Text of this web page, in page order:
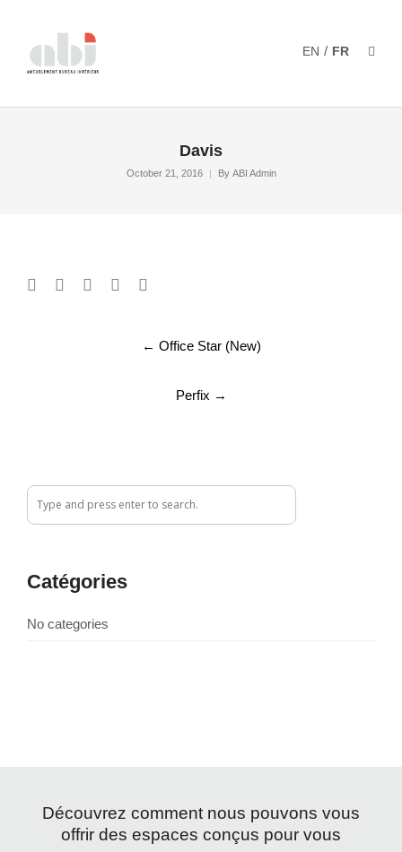
EN / FR
Davis
October 21, 2016 By ABI Admin
← Office Star (New)
Perfix →
Catégories
No categories
Découvrez comment nous pouvons vous
offrir des espaces conçus pour vous